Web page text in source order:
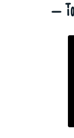
–